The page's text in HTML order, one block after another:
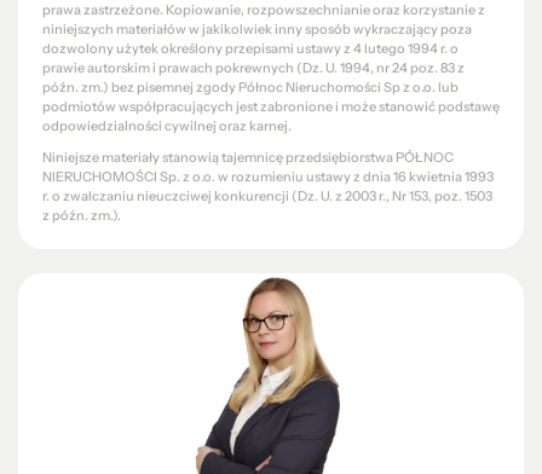
prawa zastrzeżone. Kopiowanie, rozpowszechnianie oraz korzystanie z
niniejszych materiałów w jakikolwiek inny sposób wykraczający poza
dozwolony użytek określony przepisami ustawy z 4 lutego 1994 r. o
prawie autorskim i prawach pokrewnych (Dz. U. 1994, nr 24 poz. 83 z
późn. zm.) bez pisemnej zgody Północ Nieruchomości Sp z o.o. lub
podmiotów współpracujących jest zabronione i może stanowić podstawę
odpowiedzialności cywilnej oraz karnej.
Niniejsze materiały stanowią tajemnicę przedsiębiorstwa PÓŁNOC
NIERUCHOMOŚCI Sp. z o.o. w rozumieniu ustawy z dnia 16 kwietnia 1993
r. o zwalczaniu nieuczciwej konkurencji (Dz. U. z 2003 r., Nr 153, poz. 1503
z późn. zm.).